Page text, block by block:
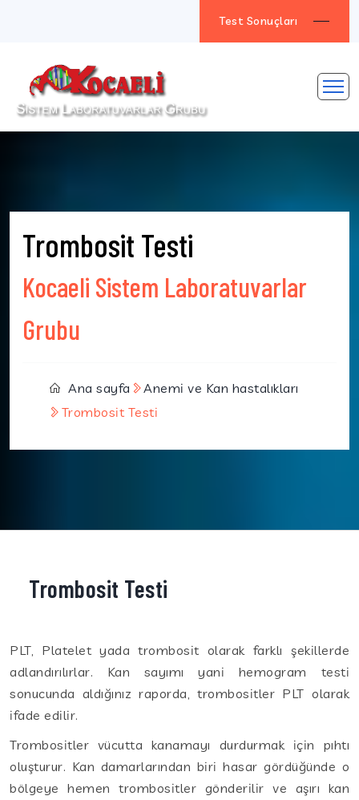
Test Sonuçları
Trombosit Testi
Kocaeli Sistem Laboratuvarlar
Grubu
Ana sayfa
Anemi ve Kan hastalıkları
Trombosit Testi
Trombosit Testi
PLT, Platelet yada trombosit olarak farklı şekillerde
adlandırılırlar. Kan sayımı yani hemogram testi
sonucunda aldığınız raporda, trombositler PLT olarak
ifade edilir.
Trombositler vücutta kanamayı durdurmak için pıhtı
oluşturur. Kan damarlarından biri hasar gördüğünde o
bölgeye hemen trombositler gönderilir ve aşırı kan